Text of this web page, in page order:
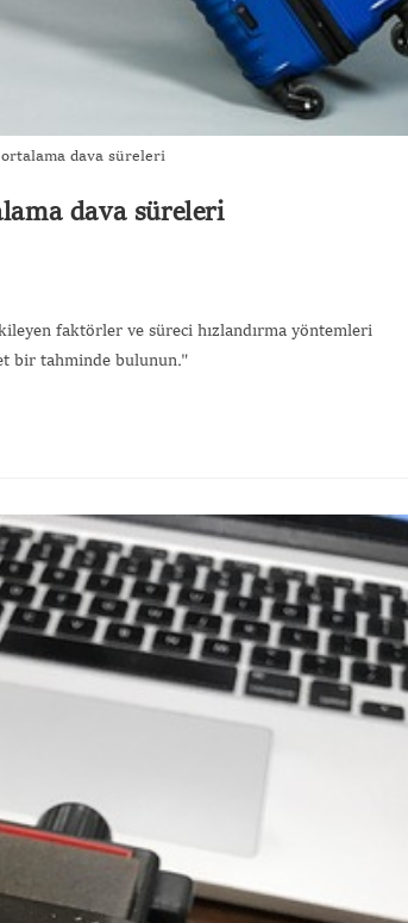
dava süreleri
dava süreleri
faktörler ve süreci hızlandırma yöntemleri
bir tahminde bulunun."